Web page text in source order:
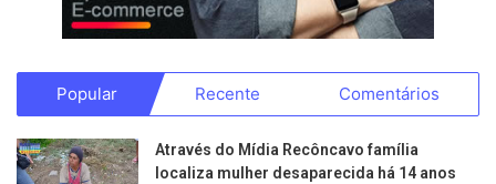
Popular Recente Comentários
Através do Mídia Recôncavo família
localiza mulher desaparecida há 14 anos